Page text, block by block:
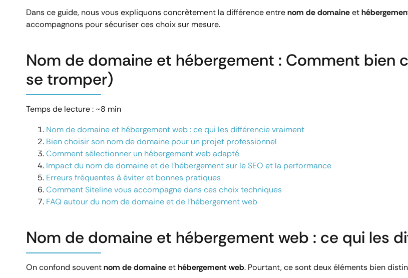
Dans ce guide, nous vous expliquons concrètement la différence entrenom de domaineet
accompagnons pour sécuriser ces choix sur mesure.
Nom de domaine et hébergement : Comment bien
se tromper)
Temps de lecture : ~8 min
Nom de domaine et hébergement web : ce qui les différencie vraiment
Bien choisir son nom de domaine pour un projet professionnel
Comment sélectionner un hébergement web adapté
Impact du nom de domaine et de l’hébergement sur le SEO et la performance
Erreurs fréquentes à éviter et bonnes pratiques
Comment Siteline vous accompagne dans ces choix techniques
FAQ autour du nom de domaine et de l’hébergement web
Nom de domaine et hébergement web : ce qui les
On confond souventnom de domaineethébergement web. Pourtant, ce sont deux éléments bien